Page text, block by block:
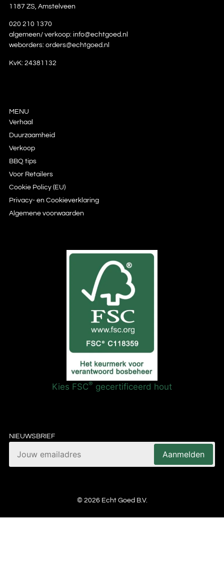
1187 ZS, Amstelveen
020 210 1370
algemeen/ verkoop: info@echtgoed.nl
weborders: orders@echtgoed.nl
KvK: 24381132
MENU
Verhaal
Duurzaamheid
Verkoop
BBQ tips
Voor Retailers
Cookie Policy (EU)
Privacy- en Cookieverklaring
Algemene voorwaarden
Kies FSC® gecertificeerd hout
NIEUWSBRIEF
Aanmelden
© 2026 Echt Goed B.V.